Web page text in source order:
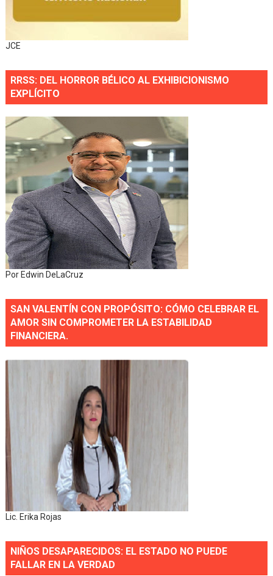
JCE
RRSS: DEL HORROR BÉLICO AL EXHIBICIONISMO
EXPLÍCITO
Por Edwin DeLaCruz
SAN VALENTÍN CON PROPÓSITO: CÓMO CELEBRAR EL
AMOR SIN COMPROMETER LA ESTABILIDAD
FINANCIERA.
Lic. Erika Rojas
NIÑOS DESAPARECIDOS: EL ESTADO NO PUEDE
FALLAR EN LA VERDAD